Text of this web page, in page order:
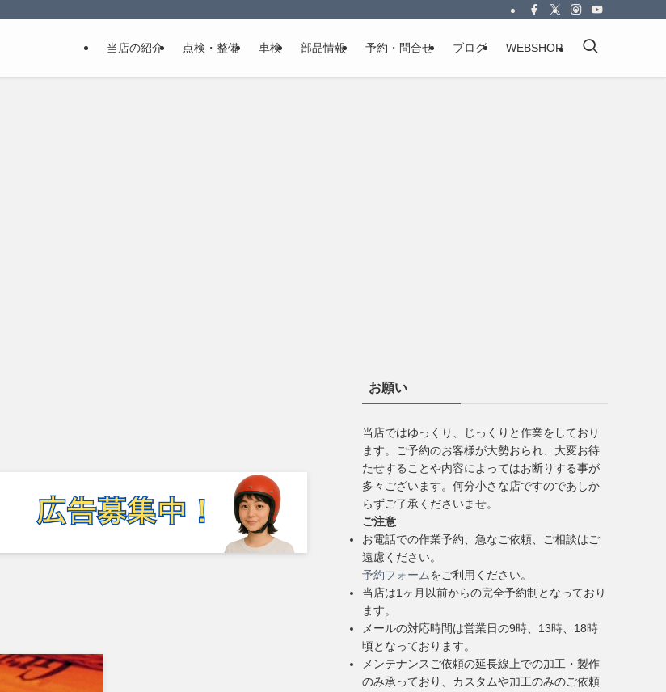
当店の紹介 点検・整備 車検 部品情報 予約・問合せ ブログ WEBSHOP
お願い
当店ではゆっくり、じっくりと作業をしており
ます。ご予約のお客様が大勢おられ、大変お待
たせすることや内容によってはお断りする事が
多々ございます。何分小さな店ですのであしか
らずご了承くださいませ。
ご注意
お電話での作業予約、急なご依頼、ご相談はご
遠慮ください。
予約フォームをご利用ください。
当店は1ヶ月以前からの完全予約制となっており
ます。
メールの対応時間は営業日の9時、13時、18時
頃となっております。
メンテナンスご依頼の延長線上での加工・製作
のみ承っており、カスタムや加工のみのご依頼